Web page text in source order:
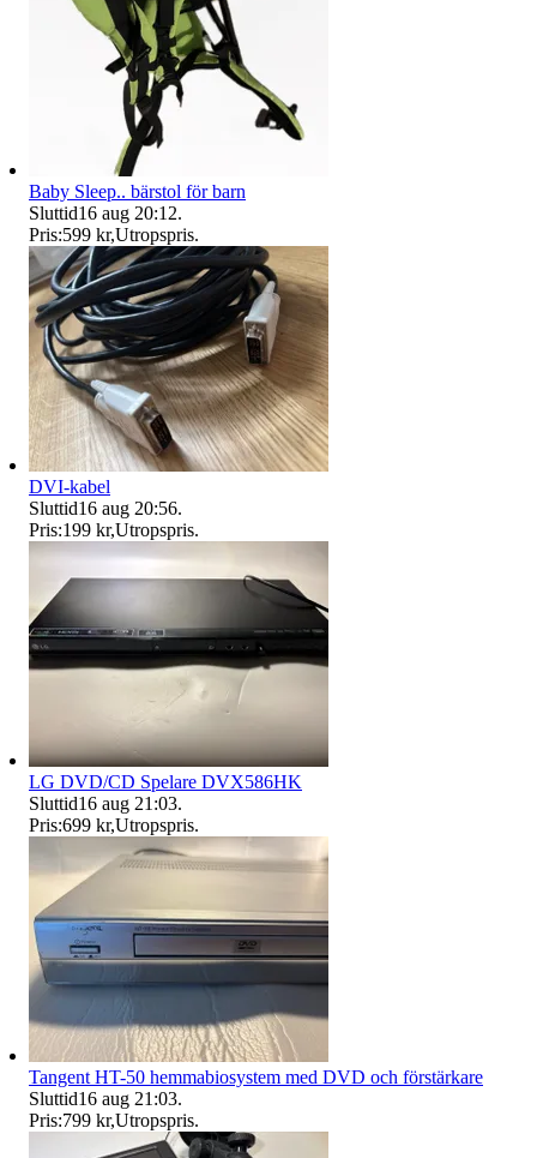
Baby Sleep.. bärstol för barn
Sluttid16 aug 20:12.
Pris:599 kr,Utropspris.
DVI-kabel
Sluttid16 aug 20:56.
Pris:199 kr,Utropspris.
LG DVD/CD Spelare DVX586HK
Sluttid16 aug 21:03.
Pris:699 kr,Utropspris.
Tangent HT-50 hemmabiosystem med DVD och förstärkare
Sluttid16 aug 21:03.
Pris:799 kr,Utropspris.